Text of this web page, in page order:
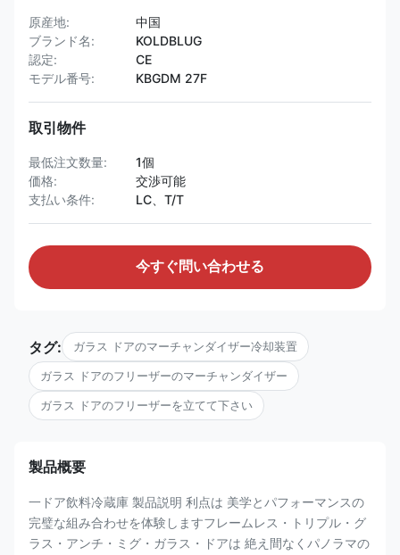
原産地:
中国
ブランド名:
KOLDBLUG
認定:
CE
モデル番号:
KBGDM 27F
取引物件
最低注文数量:
1個
価格:
交渉可能
支払い条件:
LC、T/T
今すぐ問い合わせる
タグ: ガラス ドアのマーチャンダイザー冷却装置
ガラス ドアのフリーザーのマーチャンダイザー
ガラス ドアのフリーザーを立てて下さい
製品概要
一ドア飲料冷蔵庫 製品説明 利点は 美学とパフォーマンスの
完璧な組み合わせを体験しますフレームレス・トリプル・グ
ラス・アンチ・ミグ・ガラス・ドアは 絶え間なくパノラマの